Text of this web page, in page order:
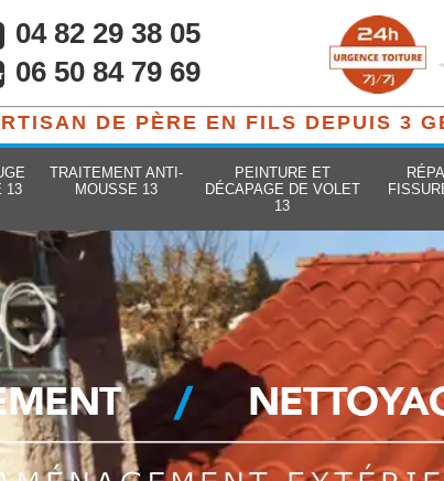
04 82 29 38 05
06 50 84 79 69
DE PÈRE EN FILS DEPUIS 3
13
TRAITEMENT ANTI-
MOUSSE 13
PEINTURE ET
DÉCAPAGE DE VOLET
13